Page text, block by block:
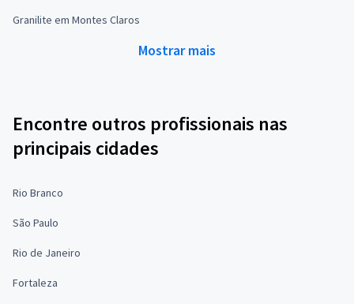
Granilite em Montes Claros
Mostrar mais
Encontre outros profissionais nas
principais cidades
Rio Branco
São Paulo
Rio de Janeiro
Fortaleza